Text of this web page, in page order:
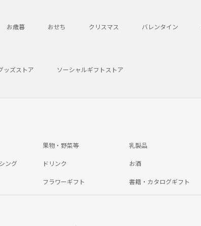
お歳暮 おせち クリスマス バレンタイン
ッズストア ソーシャルギフトストア
果物・野菜等 乳製品
ング ドリンク お酒
フラワーギフト 書籍・カタログギフト